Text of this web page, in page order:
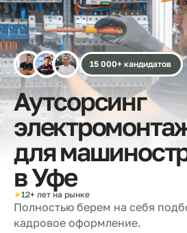
15 000+ кандидатов
Аутсорсинг
для
вУфе
★12+ лет на рынке
Полностью берем на себя
кадровое оформление.